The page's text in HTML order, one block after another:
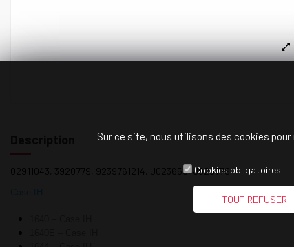
02911043, 3920779, 9239761214, J023650, J920779
Sur ce site, nous utilisons des cookies
Cookies obligatoires
TOUT REFUSER